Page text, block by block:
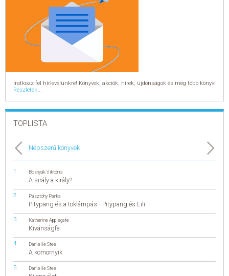
Iratkozz fel hírlevelünkre! Könyvek, akciók, hírek, újdonságok és még több könyv!
Részletek...
TOPLISTA
Népszerű könyvek
Bosnyák Viktória
A sirály a király?
Pásztohy Panka
Pitypang és a töklámpás - Pitypang és Lili
Katherine Applegate
Kívánságfa
Danielle Steel
A komornyik
Danielle Steel